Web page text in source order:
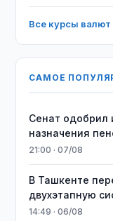
Все курсы
САМОЕ
Сенат одобрил
назначения
21:00 · 07/08
В Ташкенте
двухэтапную
14:49 · 06/08